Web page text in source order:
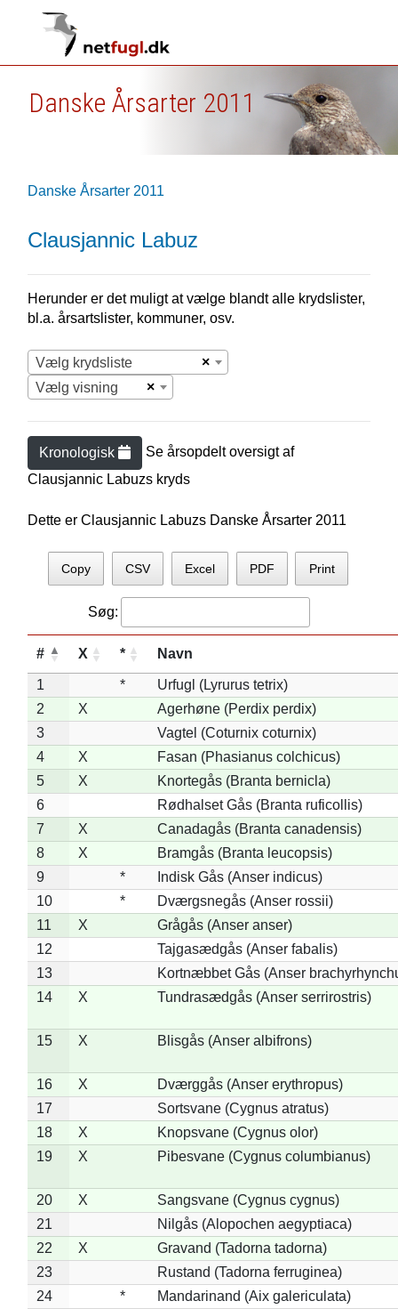
Danske Årsarter 2011
Danske Årsarter 2011
Clausjannic Labuz
Herunder er det muligt at vælge blandt alle krydslister,
bl.a. årsartslister, kommuner, osv.
×
Vælg krydsliste
×
Vælg visning
Kronologisk
Se årsopdelt oversigt af
Clausjannic Labuzs kryds
Dette er Clausjannic Labuzs Danske Årsarter 2011
Copy CSV Excel PDF Print
Søg:
# X * Navn
1 *
Urfugl (Lyrurus tetrix)
2
X
Agerhøne (Perdix perdix)
3
Vagtel (Coturnix coturnix)
4
X
Fasan (Phasianus colchicus)
5
X
Knortegås (Branta bernicla)
6
Rødhalset Gås (Branta ruficollis)
7
X
Canadagås (Branta canadensis)
8
X
Bramgås (Branta leucopsis)
9
*
Indisk Gås (Anser indicus)
10
*
Dværgsnegås (Anser rossii)
11
X
Grågås (Anser anser)
12
Tajgasædgås (Anser fabalis)
13
Kortnæbbet Gås (Anser
14
X Tundrasædgås (Anser serrirostris)
15 X Blisgås (Anser albifrons)
16 X
Dværggås (Anser erythropus)
17
Sortsvane (Cygnus atratus)
18
X
Knopsvane (Cygnus olor)
19
X Pibesvane (Cygnus columbianus)
20 X
Sangsvane (Cygnus cygnus)
21
Nilgås (Alopochen aegyptiaca)
22
X
Gravand (Tadorna tadorna)
23
Rustand (Tadorna ferruginea)
24
*
Mandarinand (Aix galericulata)